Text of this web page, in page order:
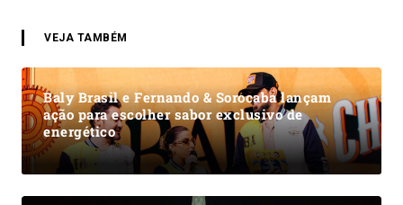
VEJA TAMBÉM
Baly Brasil e Fernando & Sorocaba lançam
ação para escolher sabor exclusivo de
energético